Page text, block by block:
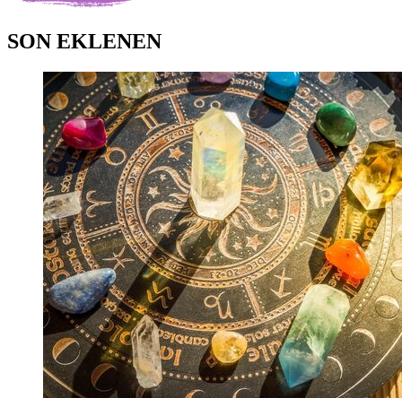
SON EKLENEN